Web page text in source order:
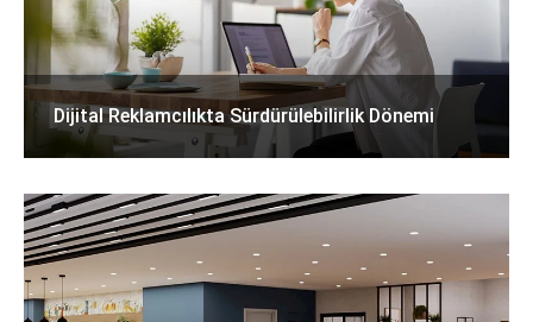
Dijital Reklamcılıkta Sürdürülebilirlik Dönemi